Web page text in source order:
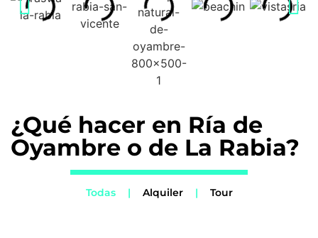
¿Qué hacer en Ría de
Oyambre o de La Rabia?
Todas | Alquiler | Tour